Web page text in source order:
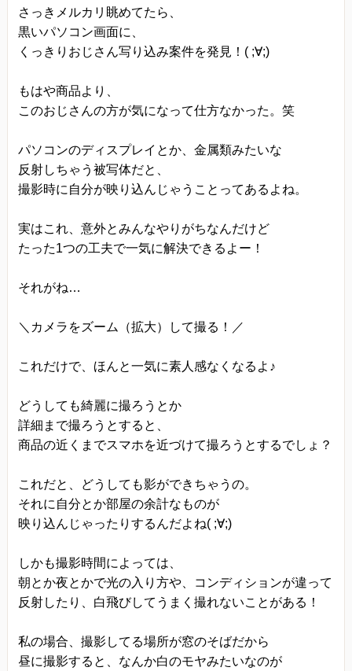
提供によるものであり、お客様が個人情報を提供
された場合は、当方が本方針に則って個人情報を
利用することをお客様が許諾したものとします。
・ご注文された当方の商品をお届けするうえで必
要な業務
れる情報の提供
・業務遂行上で必要となる当方からの問い合わ
せ、確認、および
・各種のお問い合わせ対応
当方は、法令に基づく場合等正当な理由によらな
事前に本人の同意を得ることなく、個人情報を第
当方は、個人情報の漏洩、滅失、毀損等を防止す
るために、個人情報保護管理責任者を設置し、
十分な安全保護に努め、 また、個人情報を正確
人情報の適切な管理を行います。
情報内容の照会、修正または削除
報の照会、修正または削除を希望される場合は、
ご本人であることを確認させていただいたうえ
で、合理的な範囲ですみやかに 対応させていただ
きます。
プライバシーに関する意見・苦情・異議申し立て
さっきメルカリ眺めてたら、
黒いパソコン画面に、
くっきりおじさん写り込み案件を発見！( ;∀;)
もはや商品より、
このおじさんの方が気になって仕方なかった。笑
パソコンのディスプレイとか、金属類みたいな
反射しちゃう被写体だと、
撮影時に自分が映り込んじゃうことってあるよね。
実はこれ、意外とみんなやりがちなんだけど
たった1つの工夫で一気に解決できるよー！
それがね…
＼カメラをズーム（拡大）して撮る！／
これだけで、ほんと一気に素人感なくなるよ♪
どうしても綺麗に撮ろうとか
詳細まで撮ろうとすると、
商品の近くまでスマホを近づけて撮ろうとするでしょ？
これだと、どうしても影ができちゃうの。
それに自分とか部屋の余計なものが
映り込んじゃったりするんだよね( ;∀;)
しかも撮影時間によっては、
朝とか夜とかで光の入り方や、コンディションが違って
反射したり、白飛びしてうまく撮れないことがある！
私の場合、撮影してる場所が窓のそばだから
昼に撮影すると、なんか白のモヤみたいなのが